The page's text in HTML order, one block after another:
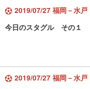
2019/07/27 福岡－水戸
今日のスタグル その１
2019/07/27 福岡－水戸